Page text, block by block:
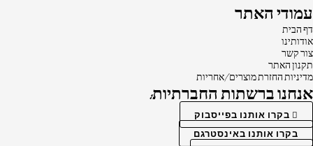
עמודי האתר
דף הבית
אודותינו
צור קשר
תקנון האתר
מדיניות החזרת מוצרים/אחריות
אנחנו ברשתות החברתיות:
בקרו אותנו בפייסבוק
בקרו אותנו באינסטרגם